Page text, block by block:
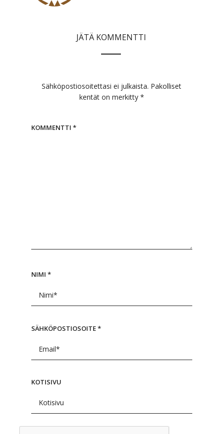
JÄTÄ KOMMENTTI
Sähköpostiosoitettasi ei julkaista. Pakolliset
kentät on merkitty *
KOMMENTTI *
NIMI *
SÄHKÖPOSTIOSOITE*
KOTISIVU